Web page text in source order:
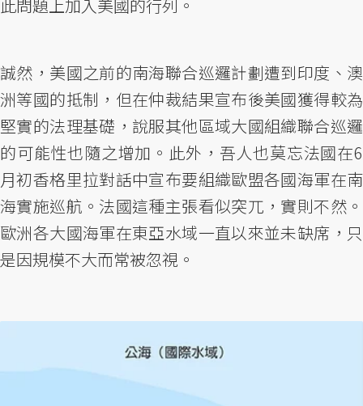
此問題上加入美國的行列。
誠然，美國之前的南海聯合巡邏計劃遭到印度、澳
洲等國的抵制，但在仲裁結果宣布後美國獲得較為
堅實的法理基礎，說服其他區域大國組織聯合巡邏
的可能性也隨之增加。此外，吾人也莫忘法國在6
月初香格里拉對話中宣布要組織歐盟各國海軍在南
海實施巡航。法國這種主張看似突兀，實則不然。
歐洲各大國海軍在東亞水域一直以來並未缺席，只
是因規模不大而常被忽視。